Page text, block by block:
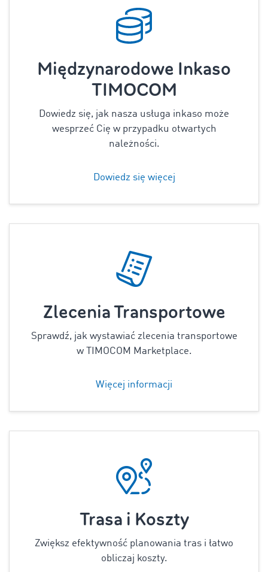
Międzynarodowe Inkaso
TIMOCOM
Dowiedz się, jak nasza usługa inkaso może
wesprzeć Cię w przypadku otwartych
należności.
Dowiedz się więcej
Zlecenia Transportowe
Sprawdź, jak wystawiać zlecenia transportowe
w TIMOCOM Marketplace.
Więcej informacji
Trasa i Koszty
Zwiększ efektywność planowania tras i łatwo
obliczaj koszty.